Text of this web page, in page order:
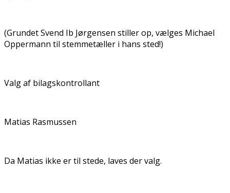
(Grundet Svend Ib Jørgensen stiller op, vælges Michael
Oppermann til stemmetæller i hans sted!)
Valg af bilagskontrollant
Matias Rasmussen
Da Matias ikke er til stede, laves der valg.